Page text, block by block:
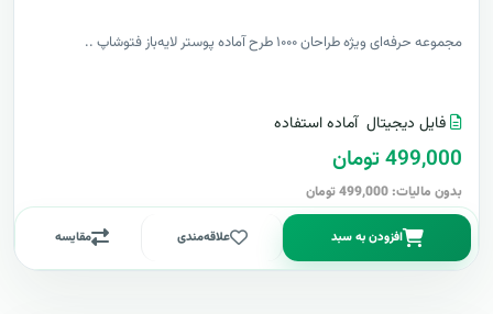
مجموعه حرفه‌ای ویژه طراحان ۱۰۰۰ طرح آماده پوستر لایه‌باز فتوشاپ ..
فایل دیجیتال آماده استفاده
499,000 تومان
بدون مالیات: 499,000 تومان
افزودن به سبد علاقه‌مندی مقایسه